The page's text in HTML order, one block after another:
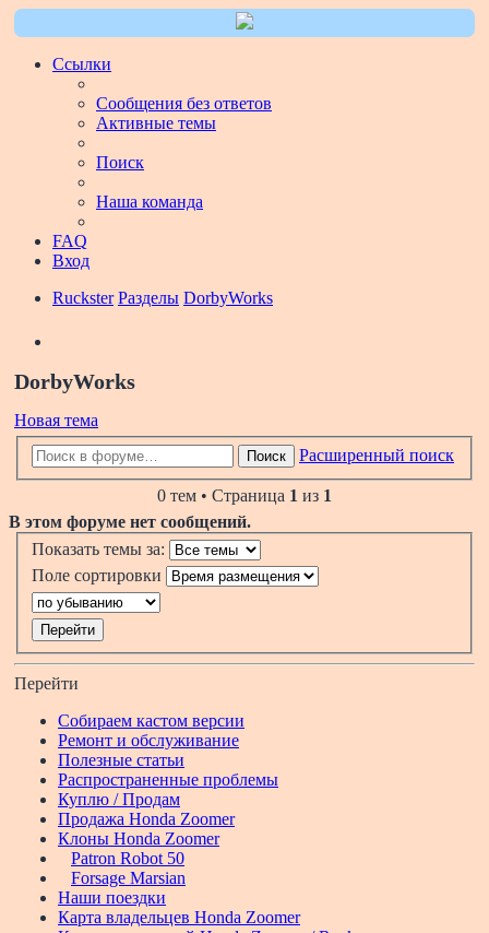
Ссылки
Сообщения без ответов
Активные темы
Поиск
Наша команда
FAQ
Вход
Ruckster Разделы DorbyWorks
DorbyWorks
Новая тема
Поиск Расширенный поиск
0 тем • Страница 1 из 1
В этом форуме нет сообщений.
Показать темы за:
Поле сортировки
Перейти
Собираем кастом версии
Ремонт и обслуживание
Полезные статьи
Распространенные проблемы
Куплю / Продам
Продажа Honda Zoomer
Клоны Honda Zoomer
Patron Robot 50
Forsage Marsian
Наши поездки
Карта владельцев Honda Zoomer